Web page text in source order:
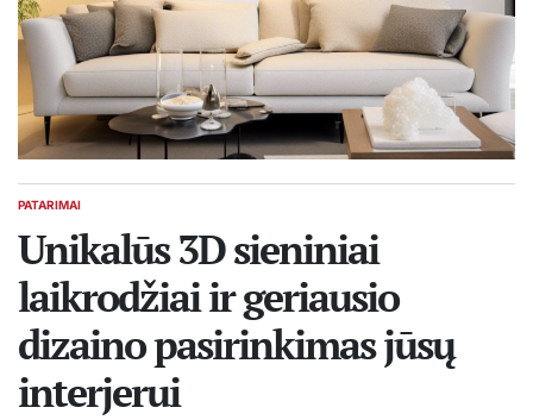
POSTED
PATARIMAI
Unikalūs 3D sieniniai
laikrodžiai ir geriausio
dizaino pasirinkimas jūsų
interjerui